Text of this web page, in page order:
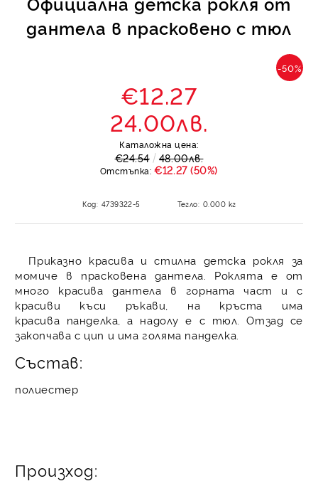
дантела в прасковено с тюл
-50%
€12.27
24.00лв.
Каталожна цена:
€24.54 48.00лв.
Отстъпка: €12.27 (50%)
Код: 4739322-5 Тегло: 0.000 кг
Приказно красива и стилна детска рокля за
момиче в прасковена дантела. Роклята е от
много красива дантела в горната част и с
красиви къси ръкави, на кръста има
красива панделка, а надолу е с тюл. Отзад се
закопчава с цип и има голяма панделка.
Състав:
полиестер
Произход: